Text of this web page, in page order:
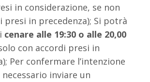
in considerazione, se non
presi in precedenza); Si potrà
cenare alle 19:30 o alle 20,00
con accordi presi in
Per confermare l’intenzione
necessario inviare un